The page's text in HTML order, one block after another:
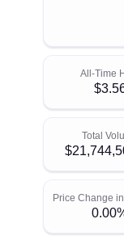
All-Time
Total
Price Change